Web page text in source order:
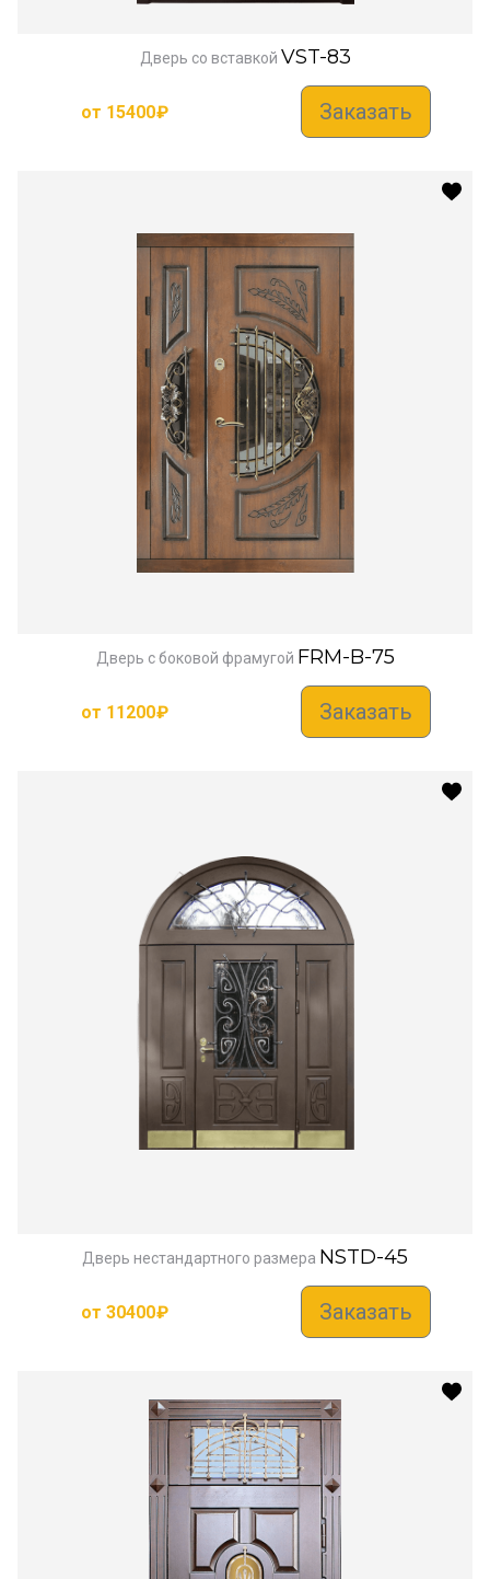
Дверь со вставкой VST-83
от 15400₽ Заказать
Дверь с боковой фрамугой FRM-B-75
от 11200₽ Заказать
Дверь нестандартного размера NSTD-45
от 30400₽ Заказать